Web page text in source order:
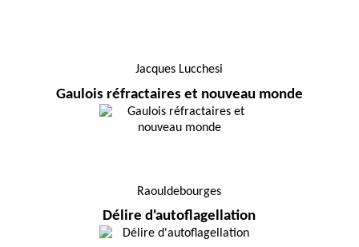
Jacques Lucchesi
Gaulois réfractaires et nouveau monde
Raouldebourges
Délire d'autoflagellation